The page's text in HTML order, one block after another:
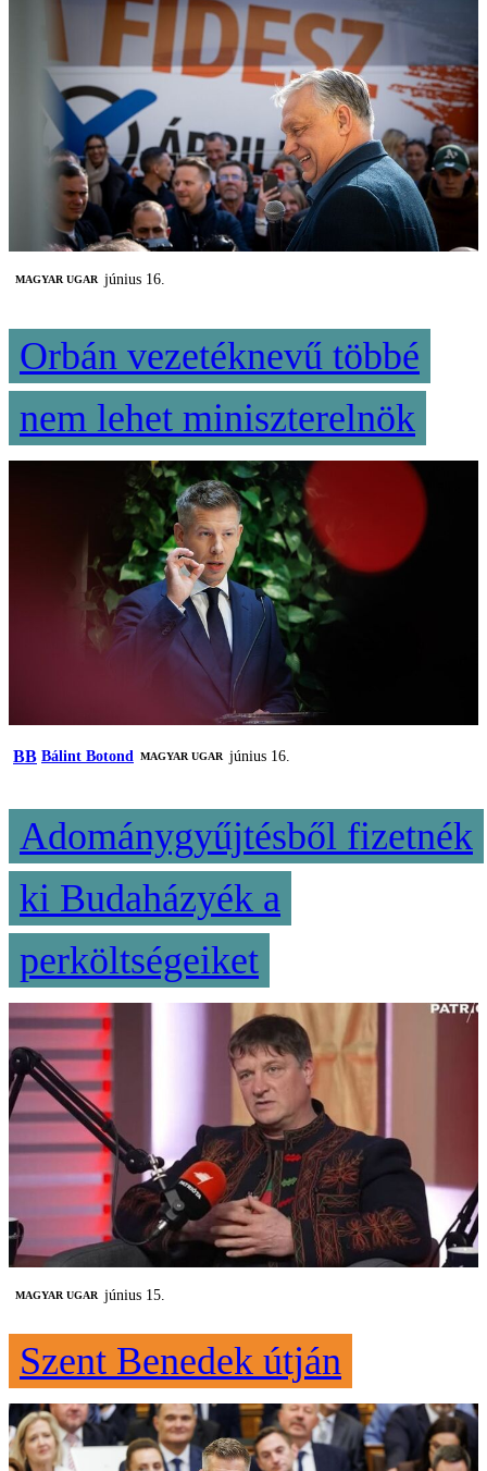
MAGYAR UGAR június 16.
Orbán vezetéknevű többé
nem lehet miniszterelnök
BB Bálint Botond MAGYAR UGAR június 16.
Adománygyűjtésből fizetnék
ki Budaházyék a
perköltségeiket
MAGYAR UGAR június 15.
Szent Benedek útján